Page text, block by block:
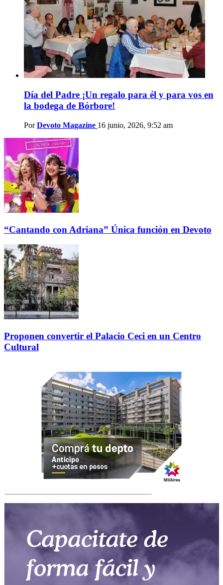
Día del Padre ¡Un regalo para él y para vos en
la bodega de Bórbore!
Por Devoto Magazine 16 junio, 2026, 9:52 am
“Cantando con Adriana” Única función en Devoto
Proponen convertir el Palacio Ceci en un Centro
Cultural